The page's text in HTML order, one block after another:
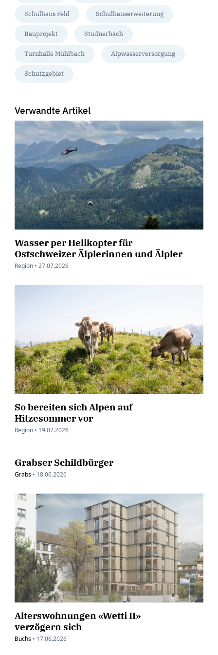
Schulhaus Feld Schulhauserweiterung
Bauprojekt Studnerbach
Turnhalle Mühlbach Alpwasserversorgung
Schutzgebiet
Verwandte Artikel
Wasser per Helikopter für
Ostschweizer Älplerinnen und Älpler
Region • 27.07.2026
So bereiten sich Alpen auf
Hitzesommer vor
Region • 19.07.2026
Grabser Schildbürger
Grabs • 18.06.2026
Alterswohnungen «Wetti II»
verzögern sich
Buchs • 17.06.2026